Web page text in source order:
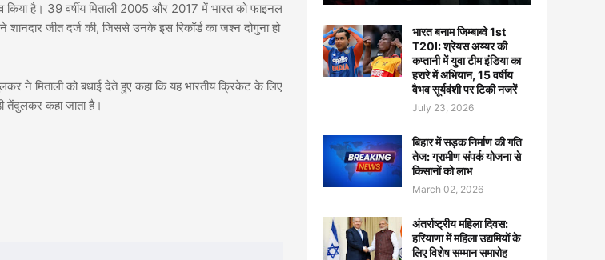
है। 39 वर्षीय मिताली 2005 और 2017 में भारत को फाइनल
जीत दर्ज की, जिससे उनके इस रिकॉर्ड का जश्न दोगुना हो
ने मिताली को बधाई देते हुए कहा कि यह भारतीय क्रिकेट के लिए
तेंदुलकर कहा जाता है।
भारत बनाम जिम्बाब्वे 1st
T20I: श्रेयस अय्यर की
कप्तानी में युवा टीम इंडिया का
हरारे में अभियान, 15 वर्षीय
वैभव सूर्यवंशी पर टिकी नजरें
July 23, 2026
बिहार में सड़क निर्माण की गति
तेज: ग्रामीण संपर्क योजना से
किसानों को लाभ
March 02, 2026
अंतर्राष्ट्रीय महिला दिवस:
हरियाणा में महिला उद्यमियों के
लिए विशेष सम्मान समारोह